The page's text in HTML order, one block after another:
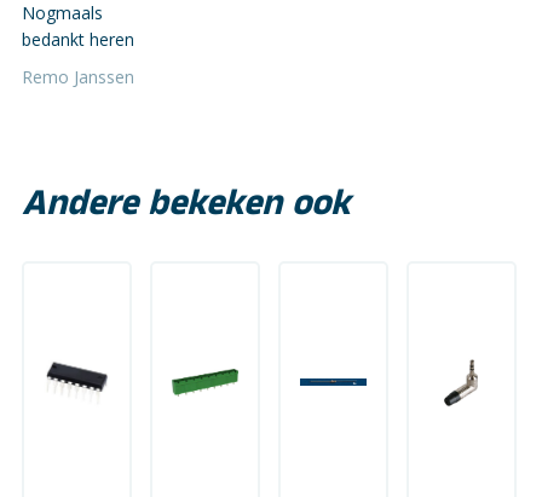
Nogmaals
bedankt heren
Remo Janssen
Andere bekeken ook